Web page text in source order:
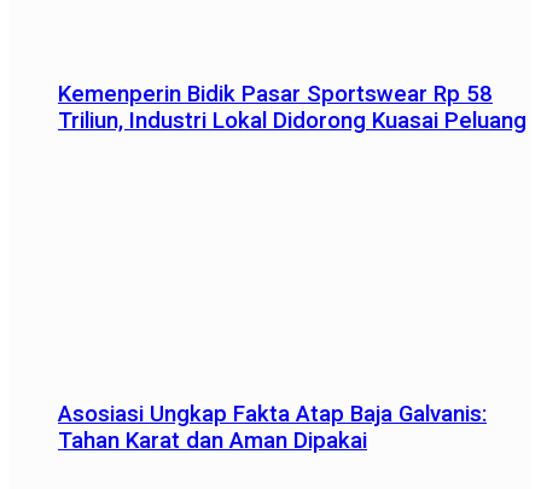
Kemenperin Bidik Pasar Sportswear Rp 58
Triliun, Industri Lokal Didorong Kuasai Peluang
Asosiasi Ungkap Fakta Atap Baja Galvanis:
Tahan Karat dan Aman Dipakai